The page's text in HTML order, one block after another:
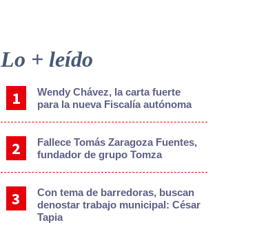
Sidebar
Lo + leído
Wendy Chávez, la carta fuerte
para la nueva Fiscalía autónoma
Fallece Tomás Zaragoza Fuentes,
fundador de grupo Tomza
Con tema de barredoras, buscan
denostar trabajo municipal: César
Tapia